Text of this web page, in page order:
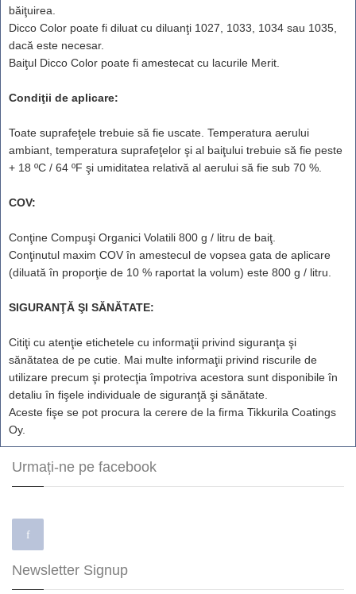
băiţuirea.
Dicco Color poate fi diluat cu diluanţi 1027, 1033, 1034 sau 1035,
dacă este necesar.
Baiţul Dicco Color poate fi amestecat cu lacurile Merit.
Condiţii de aplicare:
Toate suprafeţele trebuie să fie uscate. Temperatura aerului
ambiant, temperatura suprafeţelor şi al baiţului trebuie să fie peste
+ 18 ºC / 64 ºF şi umiditatea relativă al aerului să fie sub 70 %.
COV:
Conţine Compuşi Organici Volatili 800 g / litru de baiţ.
Conţinutul maxim COV în amestecul de vopsea gata de aplicare
(diluată în proporţie de 10 % raportat la volum) este 800 g / litru.
SIGURANŢĂ ŞI SĂNĂTATE:
Citiţi cu atenţie etichetele cu informaţii privind siguranţa şi
sănătatea de pe cutie. Mai multe informaţii privind riscurile de
utilizare precum şi protecţia împotriva acestora sunt disponibile în
detaliu în fişele individuale de siguranţă şi sănătate.
Aceste fişe se pot procura la cerere de la firma Tikkurila Coatings
Oy.
Urmați-ne pe facebook
Newsletter Signup